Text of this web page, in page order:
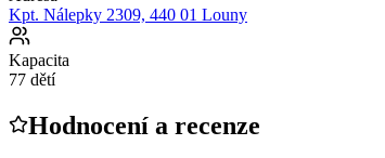
Kpt. Nálepky 2309, 440 01 Louny
Kapacita
77 dětí
Hodnocení a recenze